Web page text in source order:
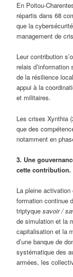
En Poitou-
répartis dans 68
que la
management de
Leur contribution
relais
de la résilience
appui à la
et militaires.
Les crises Xynthia
que des
notamment en
3. Une
cette contribution.
La pleine
formation continue
triptyquesavoir /
de simulation et la
capitalisation et la
d’une banque de
systématique des
armées, les